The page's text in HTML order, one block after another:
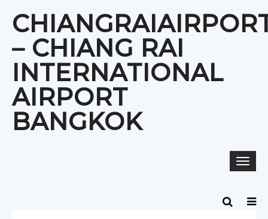
content
– CHIANG RAI
INTERNATIONAL
AIRPORT
BANGKOK